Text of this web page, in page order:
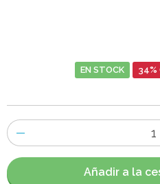
EN STOCK 34%
Número
de
artículos
Añadir a la